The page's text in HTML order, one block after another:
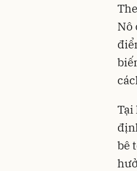
Nô
Tại
bê